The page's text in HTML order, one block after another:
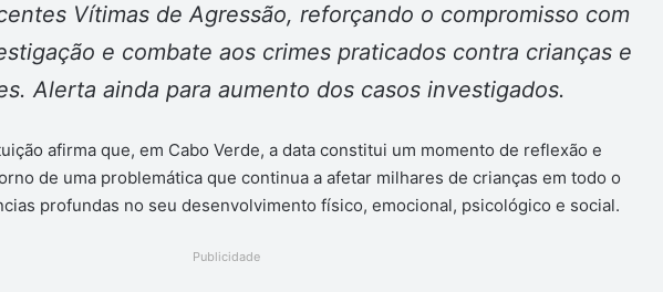
Vítimas de Agressão, reforçando o compromisso com
e combate aos crimes praticados contra crianças e
Alerta ainda para aumento dos casos investigados.
afirma que, em Cabo Verde, a data constitui um momento de reflexão e
de uma problemática que continua a afetar milhares de crianças em todo o
profundas no seu desenvolvimento físico, emocional, psicológico e social.
Publicidade